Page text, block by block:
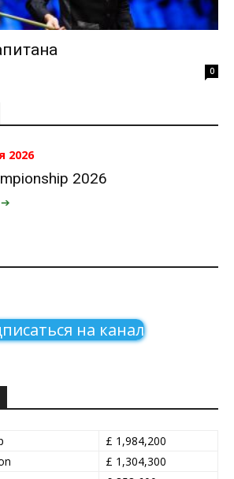
0
2026
2026
➔
на канал
£ 1,984,200
£ 1,304,300